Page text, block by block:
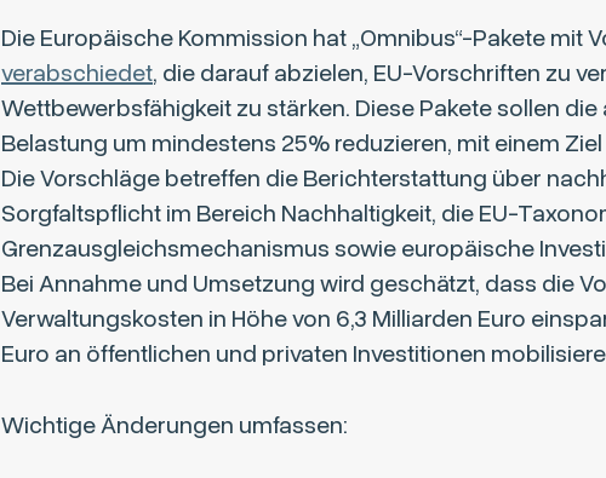
Die Europäische Kommission hat „Omnibus“-Pakete mit
verabschiedet, die darauf abzielen, EU-Vorschriften zu
Wettbewerbsfähigkeit zu stärken. Diese Pakete sollen
Belastung um mindestens 25% reduzieren, mit einem Ziel
Die Vorschläge betreffen die Berichterstattung über
Sorgfaltspflicht im Bereich Nachhaltigkeit, die EU-
Grenzausgleichsmechanismus sowie europäische
Bei Annahme und Umsetzung wird geschätzt, dass die
Verwaltungskosten in Höhe von 6,3 Milliarden Euro
Euro an öffentlichen und privaten Investitionen
Wichtige Änderungen umfassen: